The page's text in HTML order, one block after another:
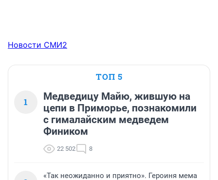
Новости СМИ2
ТОП 5
1
Медведицу Майю, жившую на
цепи в Приморье, познакомили
с гималайским медведем
Фиником
22 502 8
«Так неожиданно и приятно». Героиня мема